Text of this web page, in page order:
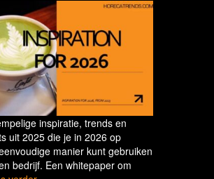
Sinterklaas at IZAKAYA
inspiratie, trends en
uit 2025 die je in 2026 op
manier kunt gebruiken
bedrijf. Een whitepaper om